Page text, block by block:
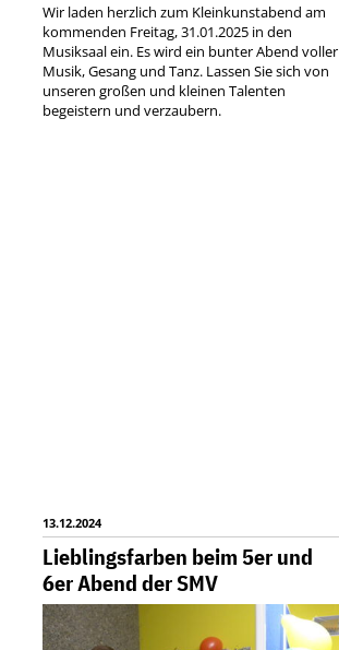
Wir laden herzlich zum Kleinkunstabend am
kommenden Freitag, 31.01.2025 in den
Musiksaal ein. Es wird ein bunter Abend voller
Musik, Gesang und Tanz. Lassen Sie sich von
unseren großen und kleinen Talenten
begeistern und verzaubern.
13.12.2024
Lieblingsfarben beim 5er und
6er Abend der SMV